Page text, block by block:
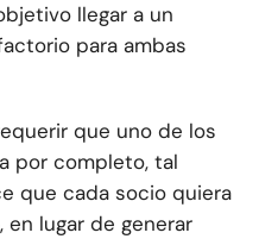
llegar a un
para ambas
que uno de los
por completo, tal
que cada socio quiera
lugar de generar